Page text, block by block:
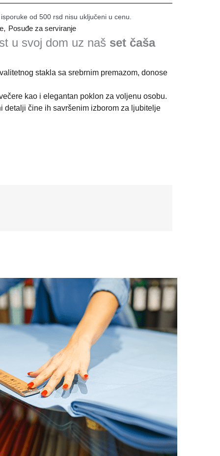
od 500 rsd nisu uključeni u cenu.
, Posuđe za serviranje
u svoj dom uz naš set čaša
stakla sa srebrnim premazom, donose
kao i elegantan poklon za voljenu osobu.
detalji čine ih savršenim izborom za ljubitelje